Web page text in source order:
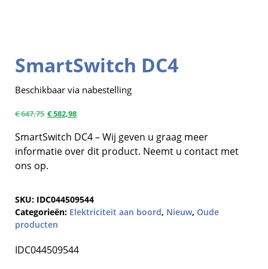
SmartSwitch DC4
Beschikbaar via nabestelling
€647,75 €582,98
SmartSwitch DC4 – Wij geven u graag meer
informatie over dit product. Neemt u contact met
ons op.
SKU: IDC044509544
Categorieën: Elektriciteit aan boord, Nieuw, Oude
producten
IDC044509544